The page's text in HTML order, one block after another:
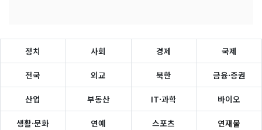
정치 사회 경제 국제
전국 외교 북한 금융·증권
산업 부동산 IT·과학 바이오
생활·문화 연예 스포츠 연재물